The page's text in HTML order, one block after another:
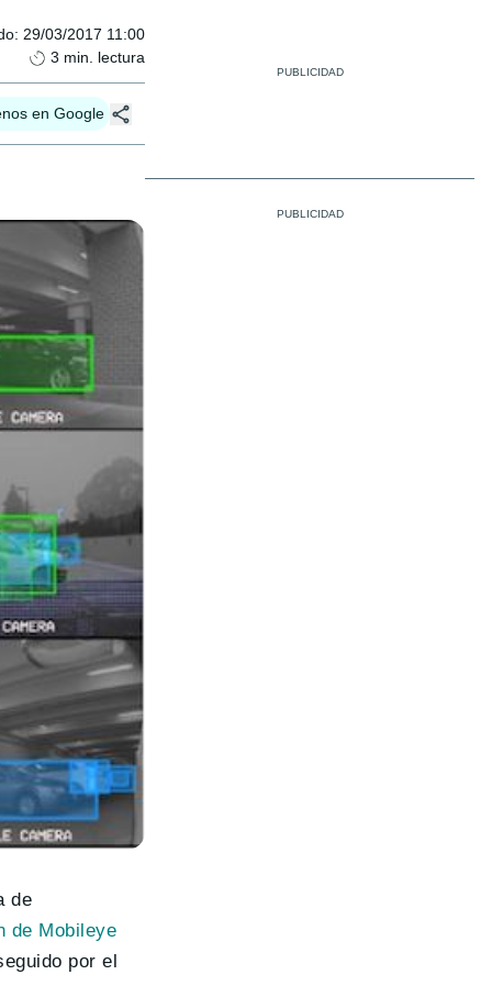
: 29/03/2017 11:00
3 min. lectura
en Google
de
de Mobileye
por el